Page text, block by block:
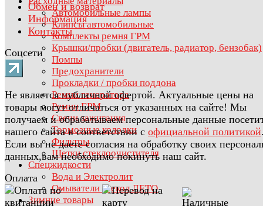
Автомобильные лампы
Клипсы автомобильные
Комплекты ремня ГРМ
Крышки/пробки (двигатель, радиатор, бензобак)
Помпы
Предохранители
Прокладки / пробки поддона
Ремни генератора
Ремни ГРМ
Свечи зажигания
Тормозные колодки
Фильтры
Щетки стеклоочистителя
Спецжидкости
Вода и Электролит
Омыватели стекол ЛЕТО
Зимние товары
Обмен и возврат
Информация
Контакты
Соцсети
Не является публичной офертой. Актуальные цены на
товары могут отличаться от указанных на сайте! Мы
получаем и обрабатываем персональные данные
нашего сайта в соответствии с официальной политикой
Если вы не даете согласия на обработку своих
данных,вам необходимо покинуть наш сайт.
Оплата